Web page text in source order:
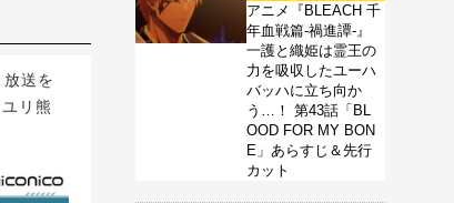
送を
リ熊
アニメ『BLEACH 千
年血戦篇-禍進譚-』
一護と織姫は霊王の
力を吸収したユーハ
バッハに立ち向か
う…！ 第43話「BL
OOD FOR MY BON
E」あらすじ＆先行
カット